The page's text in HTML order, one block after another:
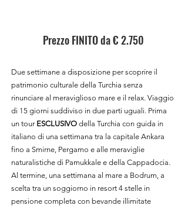
Prezzo FINITO da € 2.750
Due settimane a disposizione per scoprire il
patrimonio culturale della Turchia senza
rinunciare al meraviglioso mare e il relax. Viaggio
di 15 giorni suddiviso in due parti uguali. Prima
un tour ESCLUSIVO della Turchia con guida in
italiano di una settimana tra la capitale Ankara
fino a Smirne, Pergamo e alle meraviglie
naturalistiche di Pamukkale e della Cappadocia.
Al termine, una settimana al mare a Bodrum, a
scelta tra un soggiorno in resort 4 stelle in
pensione completa con bevande illimitate